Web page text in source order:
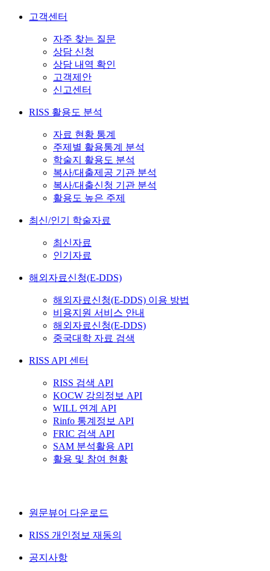
고객센터
자주 찾는 질문
상담 신청
상담 내역 확인
고객제안
신고센터
RISS 활용도 분석
자료 현황 통계
주제별 활용통계 분석
학술지 활용도 분석
복사/대출제공 기관 분석
복사/대출신청 기관 분석
활용도 높은 주제
최신/인기 학술자료
최신자료
인기자료
해외자료신청(E-DDS)
해외자료신청(E-DDS) 이용 방법
비용지원 서비스 안내
해외자료신청(E-DDS)
중국대학 자료 검색
RISS API 센터
RISS 검색 API
KOCW 강의정보 API
WILL 연계 API
Rinfo 통계정보 API
FRIC 검색 API
SAM 분석활용 API
활용 및 참여 현황
원문뷰어 다운로드
RISS 개인정보 재동의
공지사항